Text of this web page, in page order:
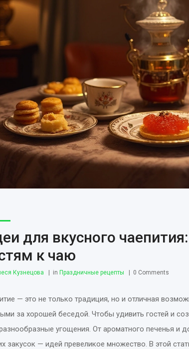
для вкусного
к чаю
Кузнецова in Праздничные рецепты 0 Comments
— это не только традиция, но и отличная
за хорошей беседой. Чтобы удивить гостей и
угощения. От ароматного печенья и
закусок — идей превеликое множество. В этой